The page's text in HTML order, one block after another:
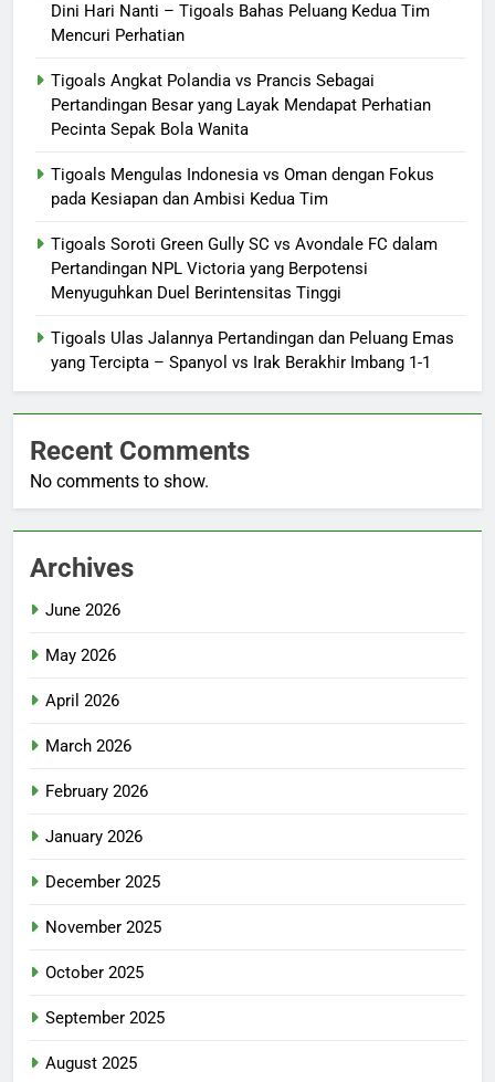
Dini Hari Nanti – Tigoals Bahas Peluang Kedua Tim
Mencuri Perhatian
Tigoals Angkat Polandia vs Prancis Sebagai
Pertandingan Besar yang Layak Mendapat Perhatian
Pecinta Sepak Bola Wanita
Tigoals Mengulas Indonesia vs Oman dengan Fokus
pada Kesiapan dan Ambisi Kedua Tim
Tigoals Soroti Green Gully SC vs Avondale FC dalam
Pertandingan NPL Victoria yang Berpotensi
Menyuguhkan Duel Berintensitas Tinggi
Tigoals Ulas Jalannya Pertandingan dan Peluang Emas
yang Tercipta – Spanyol vs Irak Berakhir Imbang 1-1
Recent Comments
No comments to show.
Archives
June 2026
May 2026
April 2026
March 2026
February 2026
January 2026
December 2025
November 2025
October 2025
September 2025
August 2025